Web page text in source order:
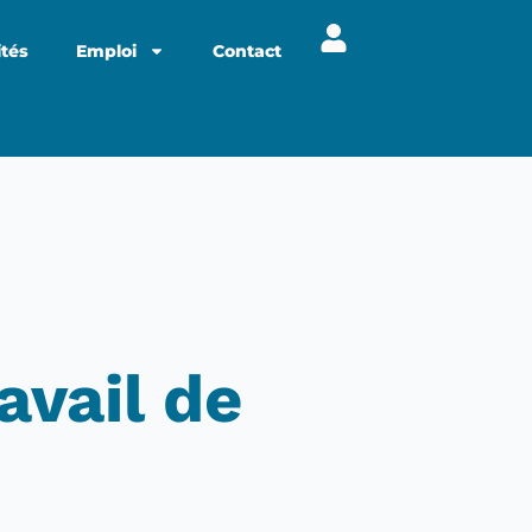
Emploi Contact
de